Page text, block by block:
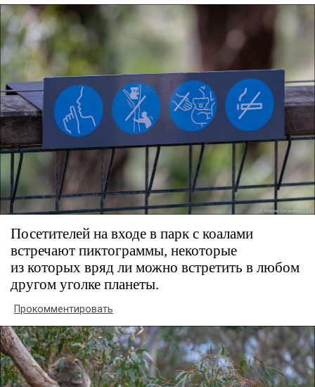
Посетителей на входе в парк с коалами
встречают пиктограммы, некоторые
из которых вряд ли можно встретить в любом
другом уголке планеты.
Прокомментировать